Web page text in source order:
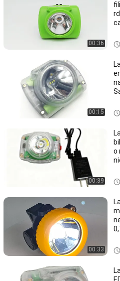
00:36
00:15
00:39
o
00:33